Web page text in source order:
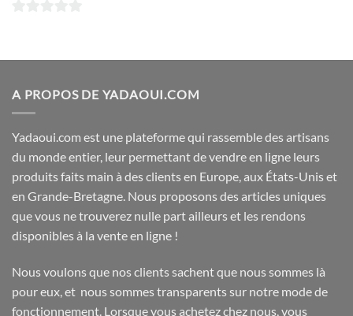
5
A PROPOS DE YADAOUI.COM
Yadaoui.com est une plateforme qui rassemble des artisans
du monde entier, leur permettant de vendre en ligne leurs
produits faits main à des clients en Europe, aux États-Unis et
en Grande-Bretagne. Nous proposons des articles uniques
que vous ne trouverez nulle part ailleurs et les rendons
disponibles à la vente en ligne !
Nous voulons que nos clients sachent que nous sommes là
pour eux, et nous sommes transparents sur notre mode de
fonctionnement. Lorsque vous achetez chez nous, vous